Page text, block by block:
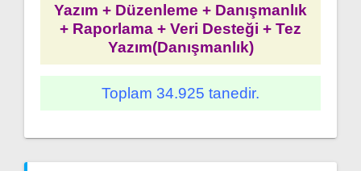
Yazım + Düzenleme + Danışmanlık
+ Raporlama + Veri Desteği + Tez
Yazım(Danışmanlık)
Toplam 34.925 tanedir.